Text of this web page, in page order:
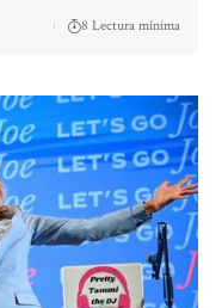
8 Lectura mínima